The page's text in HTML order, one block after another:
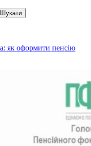
як оформити пенсію